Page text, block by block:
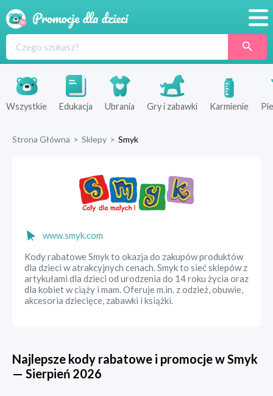
Produkty
Sklepy
Wszystkie Edukacja Ubrania Gry i zabawki Karmienie
Strona Główna > Sklepy > Smyk
www.smyk.com
Kody rabatowe Smyk to okazja do zakupów produktów
dla dzieci w atrakcyjnych cenach. Smyk to sieć sklepów z
artykułami dla dzieci od urodzenia do 14 roku życia oraz
dla kobiet w ciąży i mam. Oferuje m.in. z odzież, obuwie,
akcesoria dziecięce, zabawki i książki.
Najlepsze kody rabatowe i promocje wSmyk
— Sierpień 2026